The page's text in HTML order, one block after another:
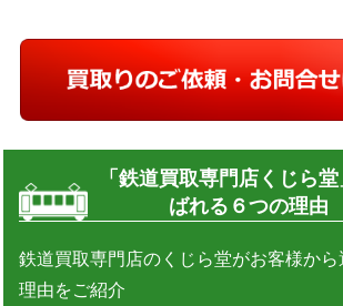
「鉄道買取専門店くじら
ばれる６つの理由
鉄道買取専門店のくじら堂がお客様か
理由をご紹介